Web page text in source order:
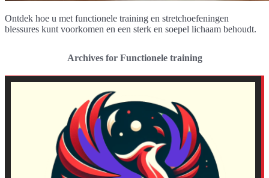
Ontdek hoe u met functionele training en stretchoefeningen
blessures kunt voorkomen en een sterk en soepel lichaam behoudt.
Archives for Functionele training